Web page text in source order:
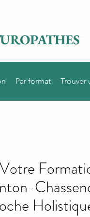
Par format Trouver